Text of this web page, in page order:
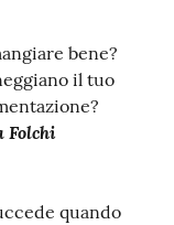
bene?
il tuo
Folchi
quando